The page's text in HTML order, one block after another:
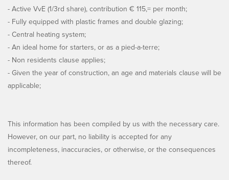
- Active VvE (1/3rd share), contribution € 115,= per month;
- Fully equipped with plastic frames and double glazing;
- Central heating system;
- An ideal home for starters, or as a pied-a-terre;
- Non residents clause applies;
- Given the year of construction, an age and materials clause will be
applicable;
This information has been compiled by us with the necessary care.
However, on our part, no liability is accepted for any
incompleteness, inaccuracies, or otherwise, or the consequences
thereof.